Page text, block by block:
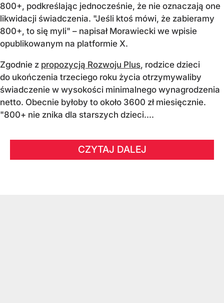
800+, podkreślając jednocześnie, że nie oznaczają one
likwidacji świadczenia. "Jeśli ktoś mówi, że zabieramy
800+, to się myli" – napisał Morawiecki we wpisie
opublikowanym na platformie X.
Zgodnie z propozycją Rozwoju Plus, rodzice dzieci
do ukończenia trzeciego roku życia otrzymywaliby
świadczenie w wysokości minimalnego wynagrodzenia
netto. Obecnie byłoby to około 3600 zł miesięcznie.
"800+ nie znika dla starszych dzieci....
CZYTAJ DALEJ